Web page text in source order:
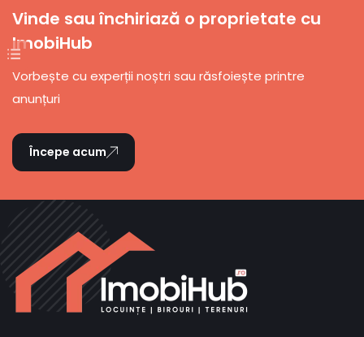
Vinde sau închiriază o proprietate cu
ImobiHub
Vorbește cu experții noștri sau răsfoiește printre
anunțuri
Începe acum